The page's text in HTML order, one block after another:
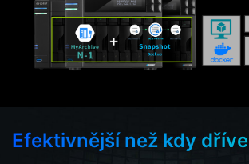
Efektivnější než kdy dříve